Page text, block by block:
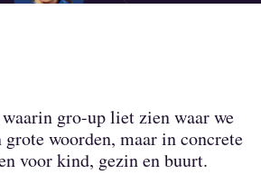
gro-up liet zien waar we
woorden, maar in concrete
voor kind, gezin en buurt.